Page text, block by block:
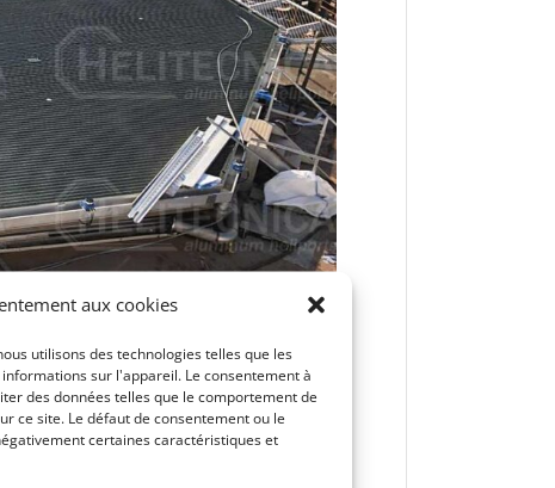
aux cookies
utilisons des technologies telles que les
sur l'appareil. Le consentement à
des données telles que le comportement de
ce site. Le défaut de consentement ou le
certaines caractéristiques et